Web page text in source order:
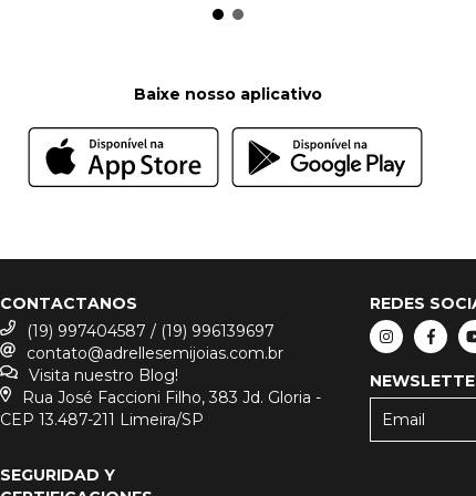
Baixe nosso aplicativo
CONTACTANOS
(19) 997404587 / (19) 996139697
contato@adrellesemijoias.com.br
Visita nuestro Blog!
Rua José Faccioni Filho, 383 Jd. Gloria -
CEP 13.487-211 Limeira/SP
REDES
SEGURIDAD Y